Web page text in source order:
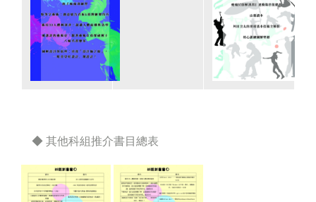
◆ 其他科組推介書目總表